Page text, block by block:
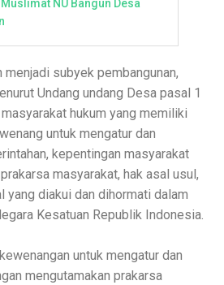
NU Bangun Desa
subyek pembangunan,
Undang undang Desa pasal 1
hukum yang memiliki
untuk mengatur dan
kepentingan masyarakat
masyarakat, hak asal usul,
yang diakui dan dihormati dalam
Kesatuan Republik Indonesia.
untuk mengatur dan
mengutamakan prakarsa